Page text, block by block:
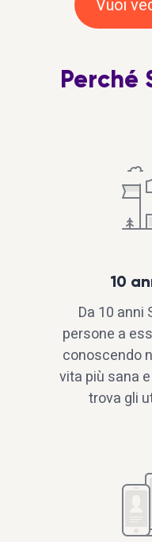
Vuoi
Perché
10
Da 10 anni
persone a
conoscendo
vita più sana
trova gli